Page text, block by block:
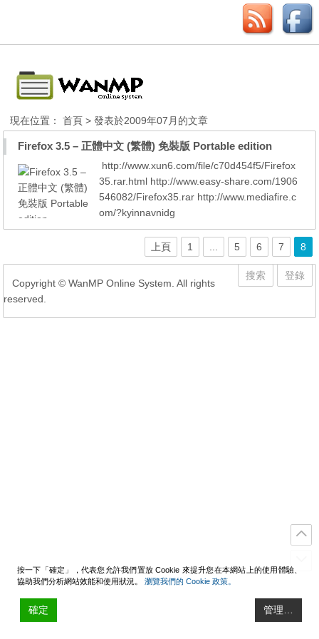
現在位置：首頁 > 發表於2009年07月的文章
Firefox 3.5 – 正體中文 (繁體) 免裝版 Portable edition
http://www.xun6.com/file/c70d454f5/Firefox
35.rar.html http://www.easy-share.com/1906
546082/Firefox35.rar http://www.mediafire.c
om/?kyinnavnidg
上頁 1 5 6 7 8
搜索 登錄
Copyright © WanMP Online System. All rights
reserved.
按一下「確定」，代表您允許我們置放 Cookie 來提升您在本網站上的使用體驗、
協助我們分析網站效能和使用狀況。 瀏覽我們的 Cookie 政策。
確定 管理…